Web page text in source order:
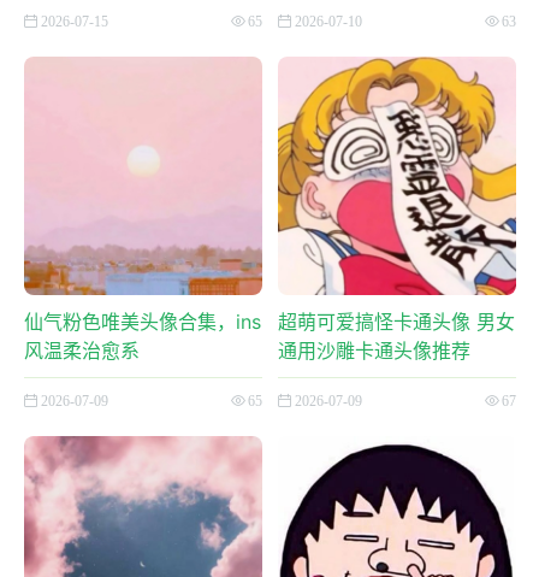
2026-07-15 65 2026-07-10 63
仙气粉色唯美头像合集，ins
风温柔治愈系
2026-07-09 65
超萌可爱搞怪卡通头像 男女
通用沙雕卡通头像推荐
2026-07-09 67